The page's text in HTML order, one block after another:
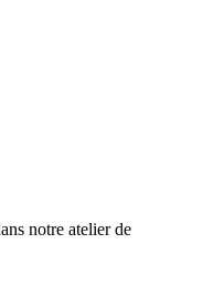
notre atelier de